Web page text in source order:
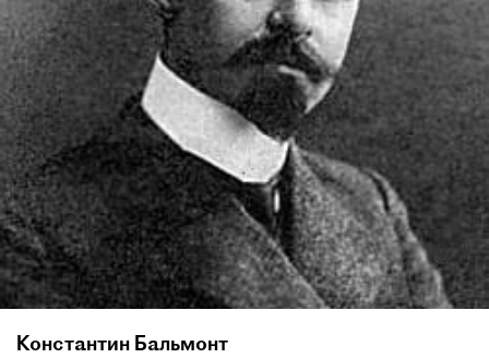
Константин Бальмонт